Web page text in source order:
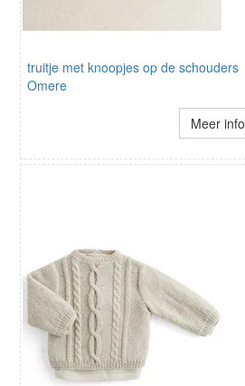
truitje met knoopjes op de schouders
Omere
Meer info